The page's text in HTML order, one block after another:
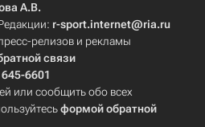
А.В.
r-sport.internet@ria.ru
релизов и рекламы
связи
6601
или сообщить обо всех
формой обратной